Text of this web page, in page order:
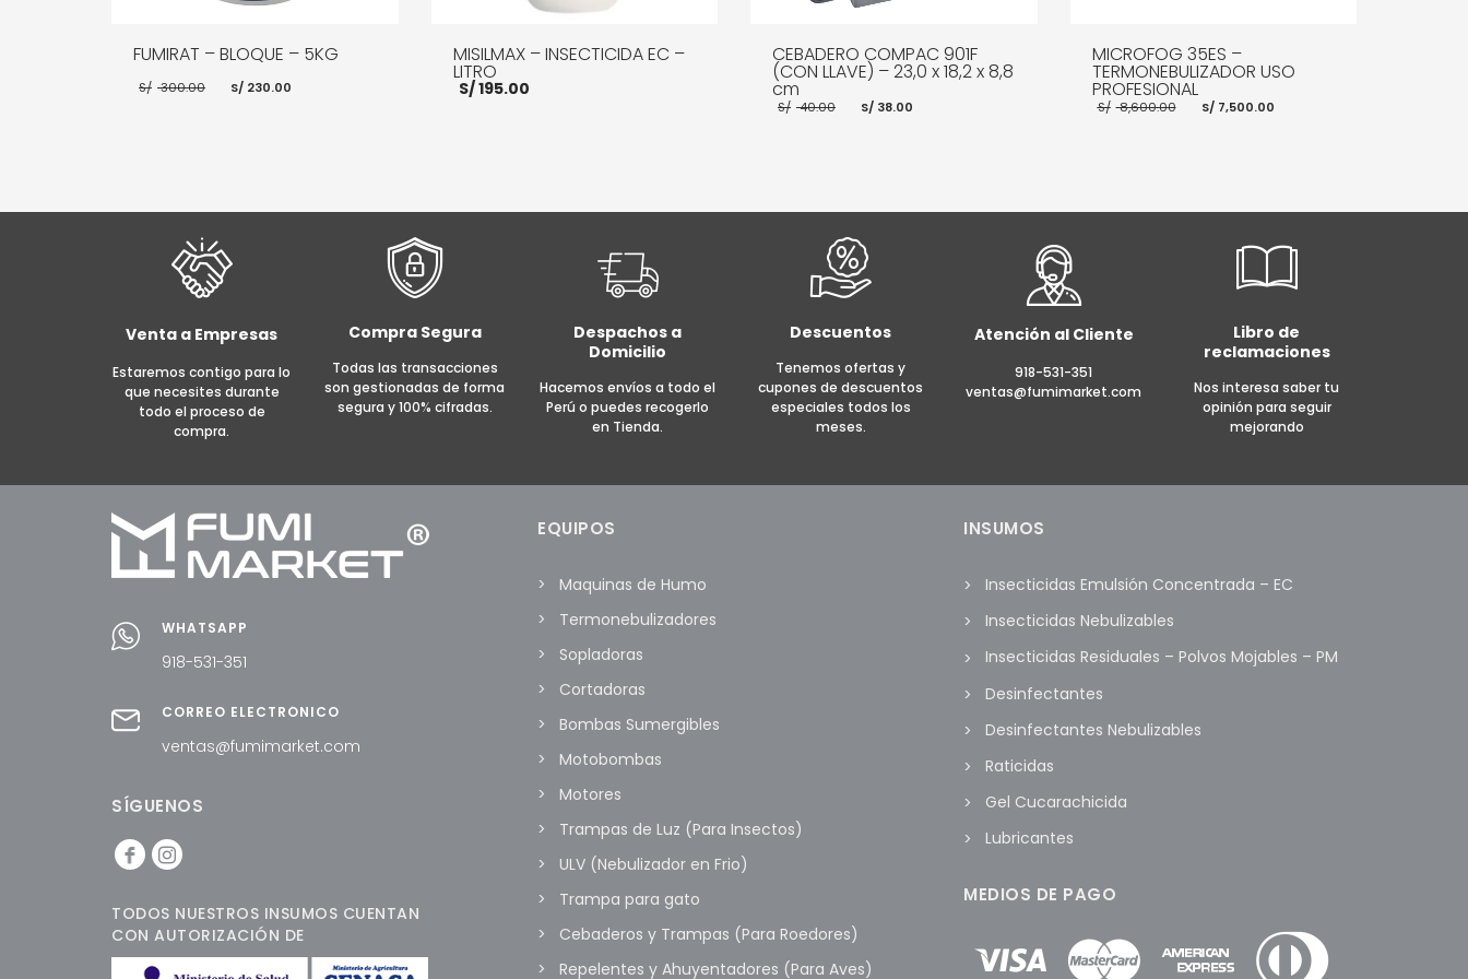
FUMIRAT – BLOQUE – 5KG
S/ 300.00 El
precio
S/ 230.00
MISILMAX – INSECTICIDA EC –
LITRO
S/195.00
CEBADERO COMPAC 901F
(CON LLAVE) – 23,0 x 18,2 x 8,8
cm
S/ 40.00 El
precio
S/ 38.00
MICROFOG 35ES –
TERMONEBULIZADOR USO
PROFESIONAL
S/ 8,600.00 El
precio
S/7,500.00
Venta a Empresas
Estaremos contigo para lo
que necesites durante
todo el proceso de
compra.
Compra Segura
Todas las transacciones
son gestionadas de forma
segura y 100% cifradas.
Despachos a
Domicilio
Hacemos envíos a todo el
Perú o puedes recogerlo
en Tienda.
Descuentos
Tenemos ofertas y
cupones de descuentos
especiales todos los
meses.
Atención al Cliente
918-531-351
ventas@fumimarket.com
Libro de
reclamaciones
Nos interesa saber tu
opinión para seguir
mejorando
WHATSAPP
918-531-351
CORREO ELECTRÓNICO
ventas@fumimarket.com
SÍGUENOS
TODOS NUESTROS INSUMOS CUENTAN
CON AUTORIZACIÓN DE
EQUIPOS
Maquinas de Humo
Termonebulizadores
Sopladoras
Cortadoras
Bombas Sumergibles
Motobombas
Motores
Trampas de Luz (Para Insectos)
ULV (Nebulizador en Frio)
Trampa para gato
Cebaderos y Trampas (Para Roedores)
Repelentes y Ahuyentadores (Para Aves)
INSUMOS
Insecticidas Emulsión Concentrada – EC
Insecticidas Nebulizables
Insecticidas Residuales – Polvos Mojables – PM
Desinfectantes
Desinfectantes Nebulizables
Raticidas
Gel Cucarachicida
Lubricantes
MEDIOS DE PAGO